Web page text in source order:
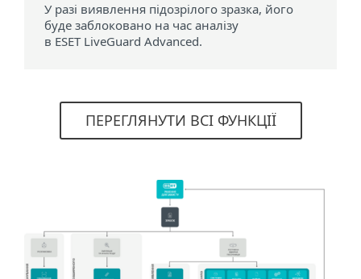
У разі виявлення підозрілого зразка, його
буде заблоковано на час аналізу
в ESET LiveGuard Advanced.
ПЕРЕГЛЯНУТИ ВСІ ФУНКЦІЇ